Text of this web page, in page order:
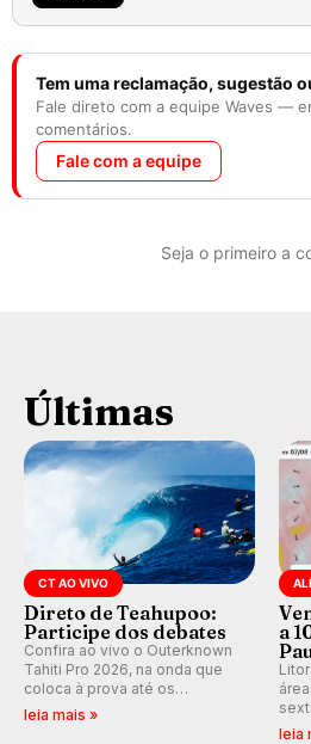
Tem uma reclamação, sugestão
Fale direto com a equipe Waves —
comentários.
Fale com a equipe
Seja o primeiro a
Últimas
CT AO VIVO
Direto de Teahupoo:
Participe dos debates
Confira ao vivo o Outerknown
Tahiti Pro 2026, na onda que
coloca à prova até os
melhores surfistas do mundo.
leia mais »
a
de
leia